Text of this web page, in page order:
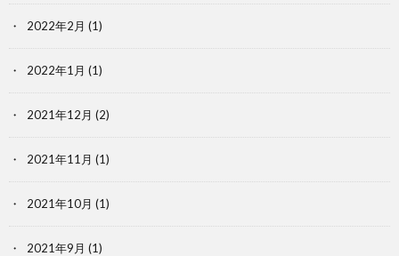
2022年2月 (1)
2022年1月 (1)
2021年12月 (2)
2021年11月 (1)
2021年10月 (1)
2021年9月 (1)